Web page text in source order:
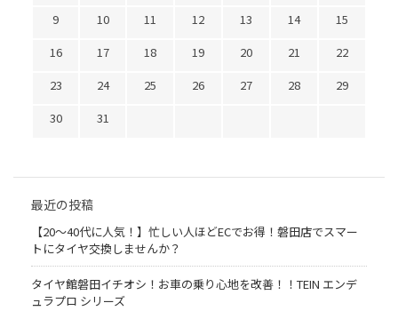
9
10 11 12 13 14
15
16
17 18 19 20 21
22
23
24 25 26 27 28
29
30
31
最近の投稿
【20〜40代に人気！】忙しい人ほどECでお得！磐田店でスマー
トにタイヤ交換しませんか？
タイヤ館磐田イチオシ！お車の乗り心地を改善！！TEIN エンデ
ュラプロ シリーズ